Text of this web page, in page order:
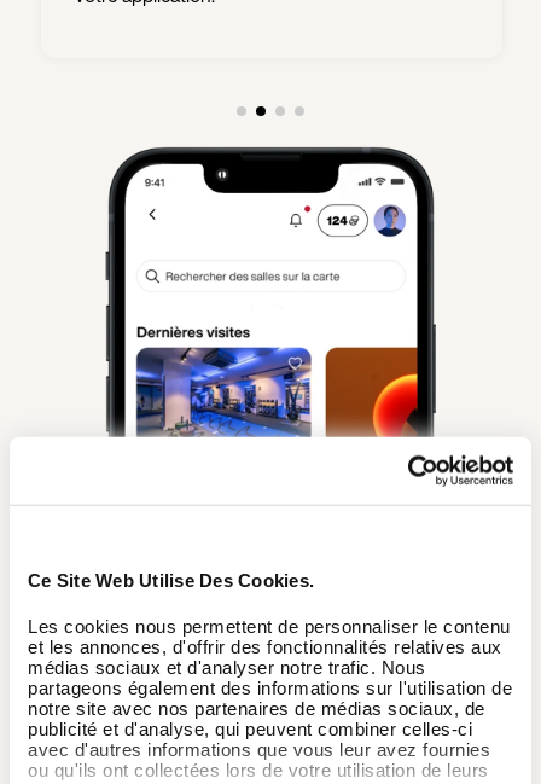
Ce Site Web Utilise Des Cookies.
Les cookies nous permettent de personnaliser le contenu
et les annonces, d'offrir des fonctionnalités relatives aux
médias sociaux et d'analyser notre trafic. Nous
partageons également des informations sur l'utilisation de
notre site avec nos partenaires de médias sociaux, de
publicité et d'analyse, qui peuvent combiner celles-ci
avec d'autres informations que vous leur avez fournies
ou qu'ils ont collectées lors de votre utilisation de leurs